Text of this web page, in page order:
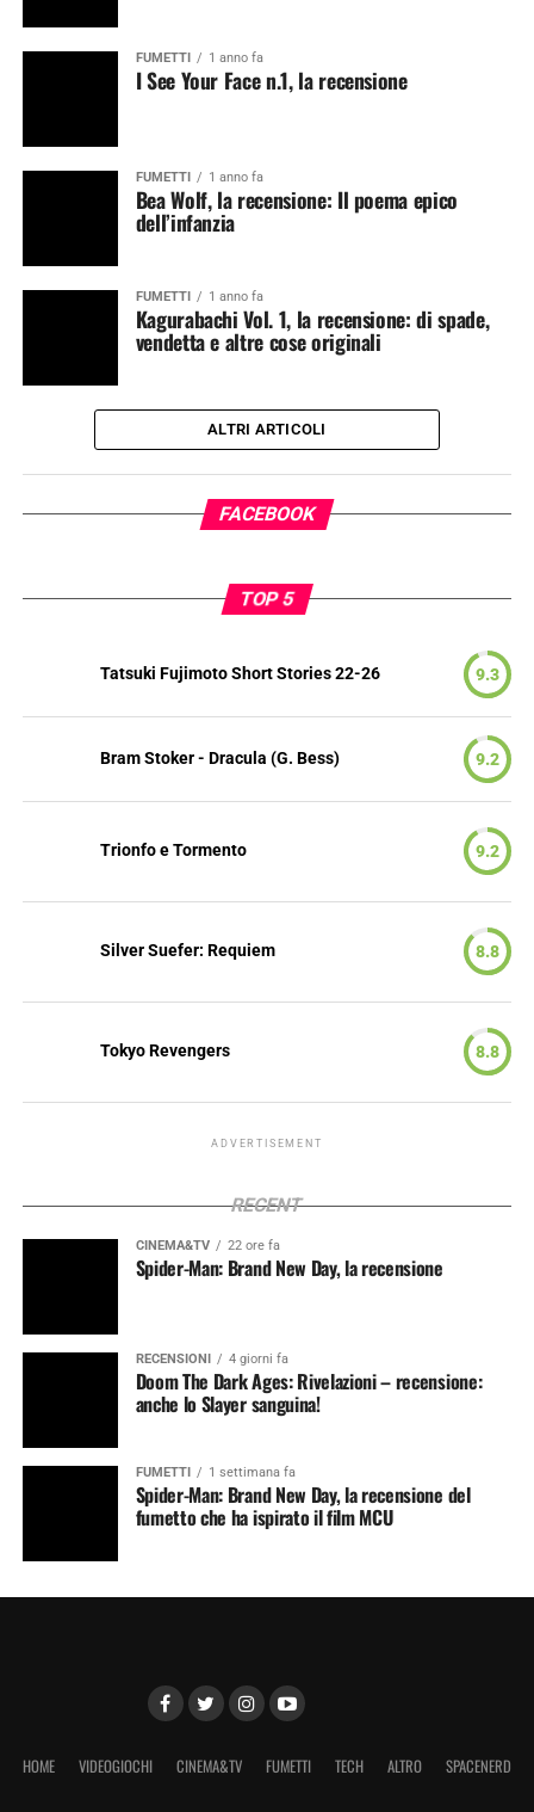
FUMETTI 1 anno fa
I See Your Face n.1, la recensione
FUMETTI 1 anno fa
Bea Wolf, la recensione: Il poema epico
dell’infanzia
FUMETTI 1 anno fa
Kagurabachi Vol. 1, la recensione: di spade,
vendetta e altre cose originali
ALTRI ARTICOLI
FACEBOOK
TOP 5
Tatsuki Fujimoto Short Stories 22-26 9.3
Bram Stoker - Dracula (G. Bess) 9.2
Trionfo e Tormento 9.2
Silver Suefer: Requiem 8.8
Tokyo Revengers 8.8
ADVERTISEMENT
RECENT
CINEMA&TV 22 ore fa
Spider-Man: Brand New Day, la recensione
RECENSIONI 4 giorni fa
Doom The Dark Ages: Rivelazioni – recensione:
anche lo Slayer sanguina!
FUMETTI 1 settimana fa
Spider-Man: Brand New Day, la recensione del
fumetto che ha ispirato il film MCU
HOME VIDEOGIOCHI CINEMA&TV FUMETTI TECH ALTRO SPACENERD